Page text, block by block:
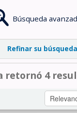
Búsqueda
Refinar su búsqueda
retornó 4